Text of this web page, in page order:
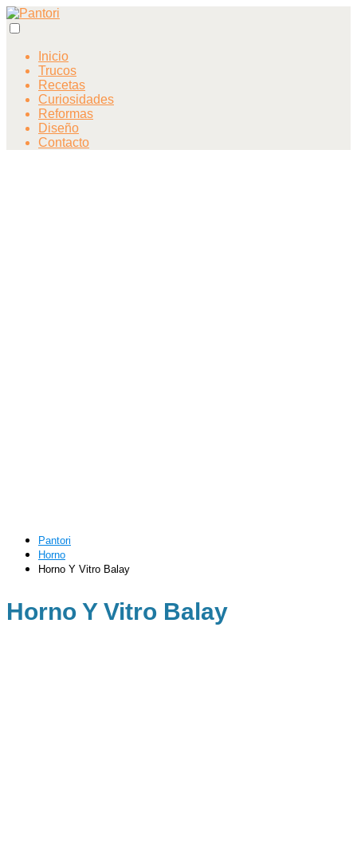
Inicio
Trucos
Recetas
Curiosidades
Reformas
Diseño
Contacto
Pantori
Horno
Horno Y Vitro Balay
Horno Y Vitro Balay